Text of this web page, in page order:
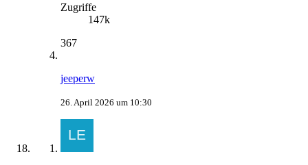
Zugriffe
147k
367
jeeperw
26. April 2026 um 10:30